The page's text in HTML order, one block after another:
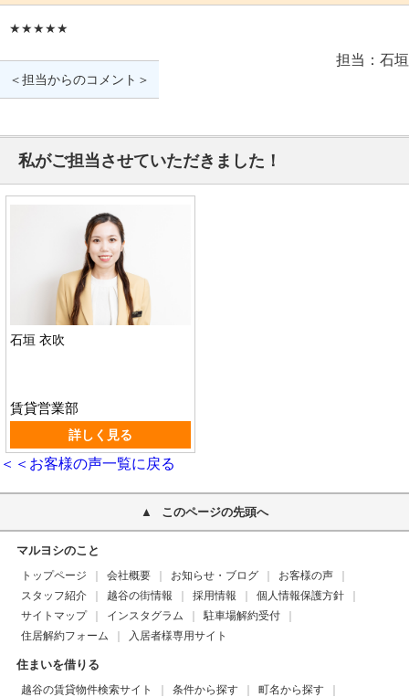
★★★★★
＜担当からのコメント＞
担当：石垣
私がご担当させていただきました！
石垣 衣吹
賃貸営業部
詳しく見る
＜＜お客様の声一覧に戻る
このページの先頭へ
マルヨシのこと
トップページ 会社概要 お知らせ・ブログ
お客様の声
スタッフ紹介
越谷の街情報 採用情報
個人情報保護方針
サイトマップ
インスタグラム
駐車場解約受付
住居解約フォーム
入居者様専用サイト
住まいを借りる
越谷の賃貸物件検索サイト 条件から探す
町名から探す